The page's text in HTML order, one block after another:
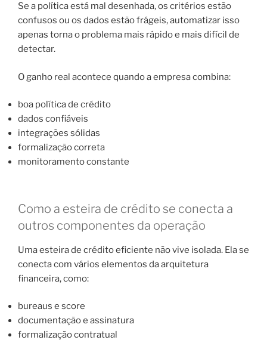
Se a política está mal desenhada, os critérios estão
confusos ou os dados estão frágeis, automatizar isso
apenas torna o problema mais rápido e mais difícil de
detectar.
O ganho real acontece quando a empresa combina:
boa política de crédito
dados confiáveis
integrações sólidas
formalização correta
monitoramento constante
Como a esteira de crédito se conecta a
outros componentes da operação
Uma esteira de crédito eficiente não vive isolada. Ela se
conecta com vários elementos da arquitetura
financeira, como:
bureaus e score
documentação e assinatura
formalização contratual